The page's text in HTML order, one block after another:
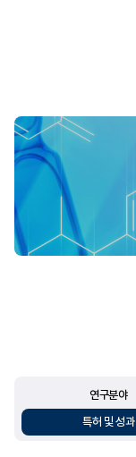
연구분야
특허 및 성과